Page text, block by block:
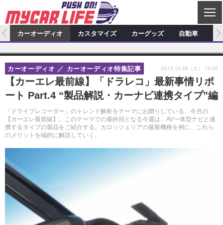
C
L
S
E
カーオーディオ
特集記事 新製品情報
プロショップ検索 ショップ訪問記
カーオーディオニュース デモカー製作記
その他
カスタマイズ
カスタマイズ特集記事 カスタマイズ新製品情報
カスタマイズニュース
カーグッズ
カーグッズ特集記事 カーグッズ新製品情報
カーグッズニュース
自動車
ニュース 試乗記
スクープ
アクセスランキング
カーオーディオ カスタマイズ カーグッズ 自動車
【カーエレ最前線】「ドラレコ」最新事情リポ
ート Part.4 “製品解説・カーナビ連携タイプ”編
「ドライブレコーダー」のトレンド解析をテーマにお贈りしている、今月の
【カーエレ最前線】。このテーマでの最終回となる今週は、AV一体型ナビと連
携するタイプの製品をご紹介する。カロッツェリアの最新機種を例に、これら
のメリットを端的に解説していく。
カーオーディオ カーオーディオ特集記事 2015.12.26（土） 19:00